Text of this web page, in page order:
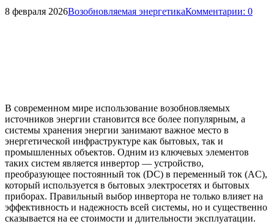
8 февраля 2026Возобновляемая энергетикаКомментарии: 0
В современном мире использование возобновляемых
источников энергии становится все более популярным, а
системы хранения энергии занимают важное место в
энергетической инфраструктуре как бытовых, так и
промышленных объектов. Одним из ключевых элементов
таких систем является инвертор — устройство,
преобразующее постоянный ток (DC) в переменный ток (AC),
который используется в бытовых электросетях и бытовых
приборах. Правильный выбор инвертора не только влияет на
эффективность и надежность всей системы, но и существенно
сказывается на ее стоимости и длительности эксплуатации.